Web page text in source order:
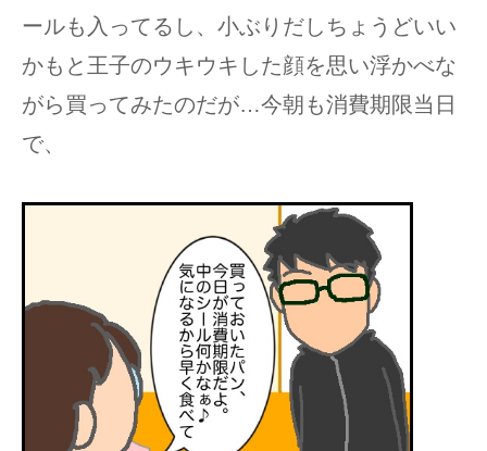
ールも入ってるし、小ぶりだしちょうどいい
かもと王子のウキウキした顔を思い浮かべな
がら買ってみたのだが…今朝も消費期限当日
で、